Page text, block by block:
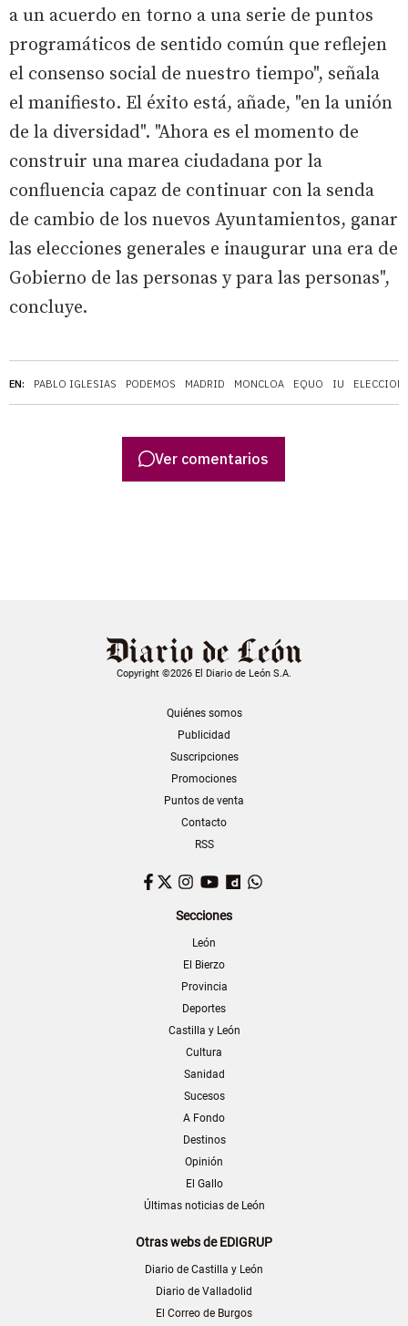
EN: PABLO IGLESIAS PODEMOS MADRID MONCLOA EQUO IU
a un acuerdo en torno a una serie de puntos
programáticos de sentido común que reflejen
el consenso social de nuestro tiempo", señala
el manifiesto. El éxito está, añade, "en la unión
de la diversidad". "Ahora es el momento de
construir una marea ciudadana por la
confluencia capaz de continuar con la senda
de cambio de los nuevos Ayuntamientos, ganar
las elecciones generales e inaugurar una era de
Gobierno de las personas y para las personas",
concluye.
Ver comentarios
Copyright ©2026 El Diario de León S.A.
Quiénes somos
Publicidad
Suscripciones
Promociones
Puntos de venta
Contacto
RSS
Facebook
TwitterInstagram
YouTubeDailymotion
Secciones
León
El Bierzo
Provincia
Deportes
Castilla y León
Cultura
Sanidad
Sucesos
A Fondo
Destinos
Opinión
El Gallo
Últimas noticias de León
Otras webs de EDIGRUP
Diario de Castilla y León
Diario de Valladolid
El Correo de Burgos